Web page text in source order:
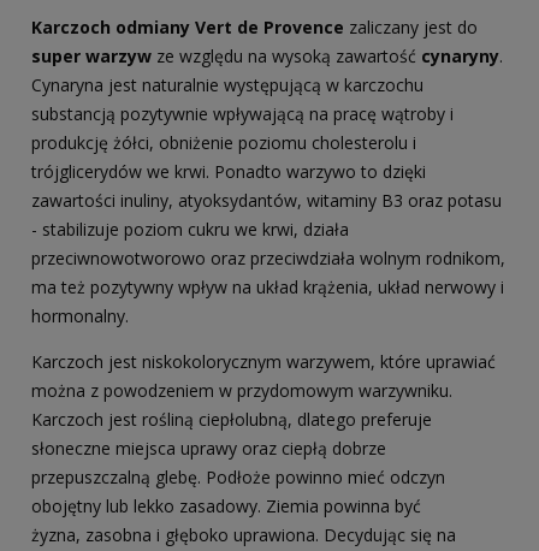
Karczoch odmiany Vert de Provence zaliczany jest do
super warzyw ze względu na wysoką zawartość cynaryny.
Cynaryna jest naturalnie występującą w karczochu
substancją pozytywnie wpływającą na pracę wątroby i
produkcję żółci, obniżenie poziomu cholesterolu i
trójglicerydów we krwi. Ponadto warzywo to dzięki
zawartości inuliny, atyoksydantów, witaminy B3 oraz potasu
- stabilizuje poziom cukru we krwi, działa
przeciwnowotworowo oraz przeciwdziała wolnym rodnikom,
ma też pozytywny wpływ na układ krążenia, układ nerwowy i
hormonalny.
Karczoch jest niskokolorycznym warzywem, które uprawiać
można z powodzeniem w przydomowym warzywniku.
Karczoch jest rośliną ciepłolubną, dlatego preferuje
słoneczne miejsca uprawy oraz ciepłą dobrze
przepuszczalną glebę. Podłoże powinno mieć odczyn
obojętny lub lekko zasadowy. Ziemia powinna być
żyzna, zasobna i głęboko uprawiona. Decydując się na